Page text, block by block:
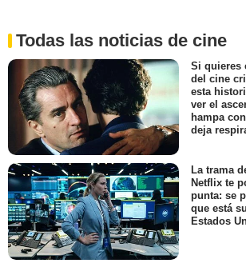
Todas las noticias de cine
Si quieres
del cine
esta
ver el
hampa
deja
La trama
Netflix te
punta: se
que está
Estados